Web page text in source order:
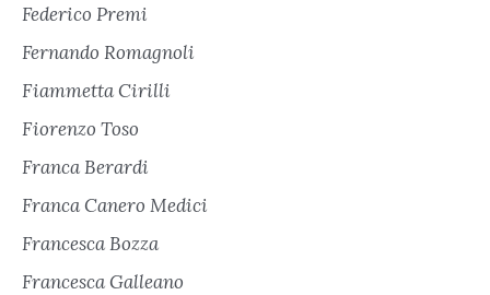
Federico Premi
Fernando Romagnoli
Fiammetta Cirilli
Fiorenzo Toso
Franca Berardi
Franca Canero Medici
Francesca Bozza
Francesca Galleano